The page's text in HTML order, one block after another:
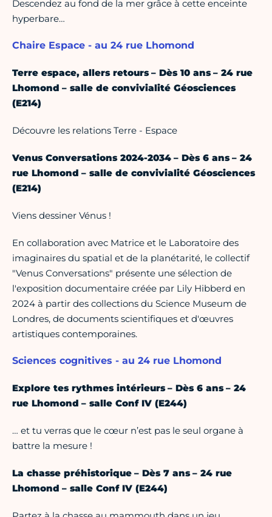
Descendez au fond de la mer grâce à cette enceinte
hyperbare…
Chaire Espace - au 24 rue Lhomond
Terre espace, allers retours – Dès 10 ans – 24 rue
Lhomond – salle de convivialité Géosciences
(E214)
Découvre les relations Terre - Espace
Venus Conversations 2024-2034 – Dès 6 ans – 24
rue Lhomond – salle de convivialité Géosciences
(E214)
Viens dessiner Vénus !
En collaboration avec Matrice et le Laboratoire des
imaginaires du spatial et de la planétarité, le collectif
"Venus Conversations" présente une sélection de
l'exposition documentaire créée par Lily Hibberd en
2024 à partir des collections du Science Museum de
Londres, de documents scientifiques et d'œuvres
artistiques contemporaines.
Sciences cognitives - au 24 rue Lhomond
Explore tes rythmes intérieurs – Dès 6 ans – 24
rue Lhomond – salle Conf IV (E244)
… et tu verras que le cœur n’est pas le seul organe à
battre la mesure !
La chasse préhistorique – Dès 7 ans – 24 rue
Lhomond – salle Conf IV (E244)